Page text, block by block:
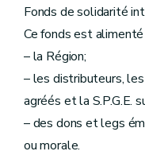
Fonds de solidarité
Ce fonds est alimenté
– la Région;
– les distributeurs,
agréés et la S.P.G.E.
– des dons et legs
ou morale.